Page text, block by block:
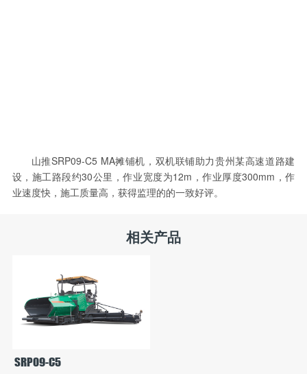
山推SRP09-C5 MA摊铺机，双机联铺助力贵州某高速道路建
设，施工路段约30公里，作业宽度为12m，作业厚度300mm，作
业速度快，施工质量高，获得监理的的一致好评。
相关产品
SRP09-C5